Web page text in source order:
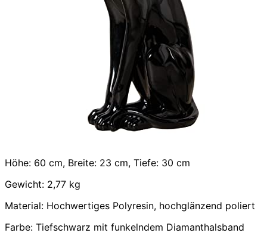
Höhe: 60 cm, Breite: 23 cm, Tiefe: 30 cm
Gewicht: 2,77 kg
Material: Hochwertiges Polyresin, hochglänzend poliert
Farbe: Tiefschwarz mit funkelndem Diamanthalsband